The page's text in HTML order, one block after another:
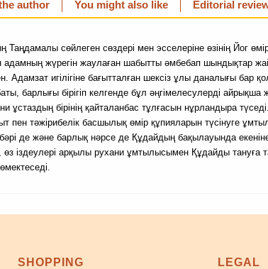
author You might also like Editorial
Таңдамалы сөйлеген сөздері мен эсселеріне өзінің Йог
адамның жүрегін жаулаған шабытты әмбебап шындықтар
Адамзат игілігіне бағытталған шексіз ұлы даналығы бар
барлығы бірігіп келгенде бұл әңгімелесулерді айрықша
ұстаздың бірінің қайталанбас тұлғасын нұрландыра түседі.
пен тәжірибелік басшылық өмір құпияларын түсінуге
де және барлық нәрсе де Құдайдың бақылауында
өз іздеулері арқылы рухани ұмтылысымен Құдайды тануға
SHOPPING
LEGAL